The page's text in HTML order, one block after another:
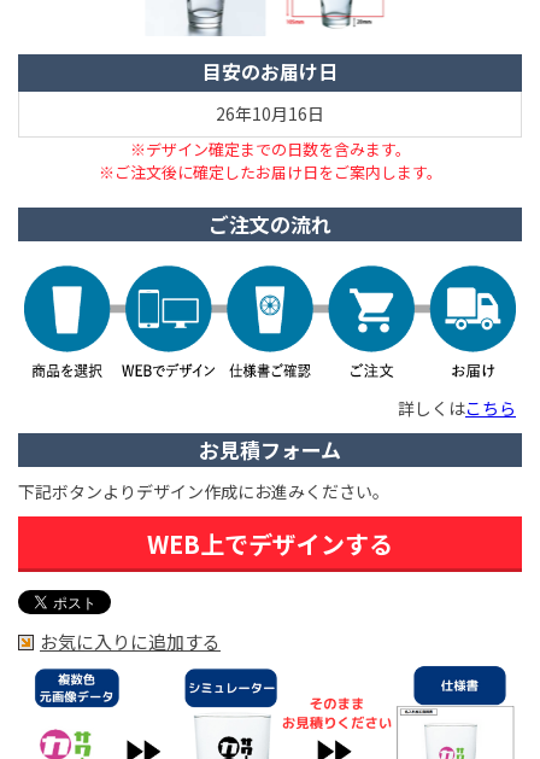
目安のお届け日
26年10月16日
※デザイン確定までの日数を含みます。
※ご注文後に確定したお届け日をご案内します。
ご注文の流れ
詳しくはこちら
お見積フォーム
下記ボタンよりデザイン作成にお進みください。
WEB上でデザインする
お気に入りに追加する